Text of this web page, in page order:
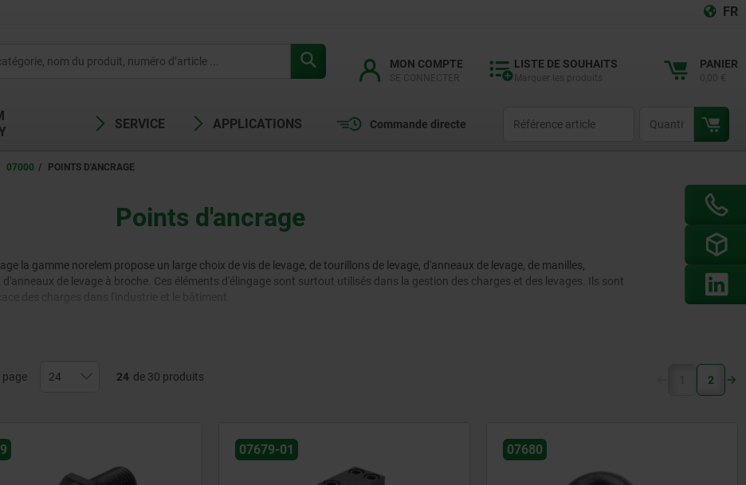
FR
MON COMPTE LISTE DE SOUHAITS PANIER
SERVICE APPLICATIONS Commande directe
07000 POINTS D'ANCRAGE
Points d'ancrage
la gamme norelem propose un large choix de vis de levage, de tourillons de levage, d'anneaux de levage, de manilles,
de levage à broche. Ces éléments d'élingage sont surtout utilisés dans la gestion des charges et des levages. Ils sont
24 de 30 produits 1 (current)
2
07679-01 07680